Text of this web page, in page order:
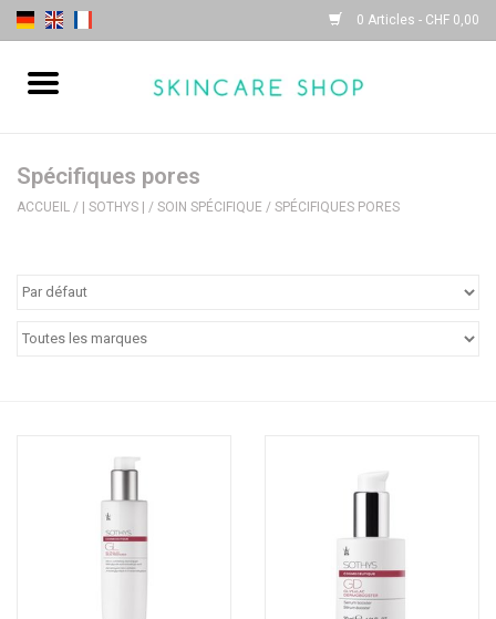
0 Articles - CHF 0,00
| Sothys |
Spécifiques pores
ACCUEIL / | SOTHYS | / SOIN SPÉCIFIQUE / SPÉCIFIQUES PORES